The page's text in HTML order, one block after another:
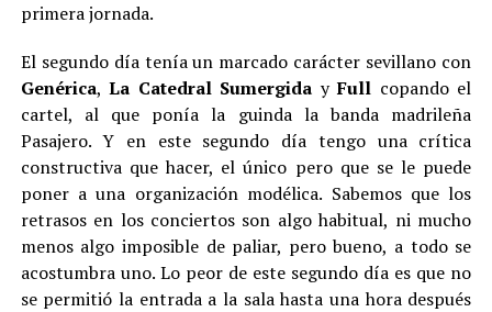
primera jornada.
El segundo día tenía un marcado carácter sevillano con
Genérica,La Catedral Sumergida yFull copando el
cartel, al que ponía la guinda la banda madrileña
Pasajero. Y en este segundo día tengo una crítica
constructiva que hacer, el único pero que se le puede
poner a una organización modélica. Sabemos que los
retrasos en los conciertos son algo habitual, ni mucho
menos algo imposible de paliar, pero bueno, a todo se
acostumbra uno. Lo peor de este segundo día es que no
se permitió la entrada a la sala hasta una hora después